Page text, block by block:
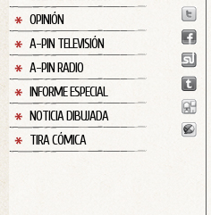
OPINIÓN
A-PIN TELEVISIÓN
A-PIN RADIO
INFORME ESPECIAL
NOTICIA DIBUJADA
TIRA CÓMICA